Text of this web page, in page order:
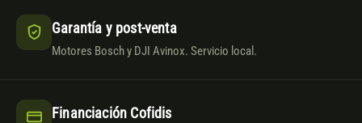
Garantía y post-venta
Motores Bosch y DJI Avinox. Servicio local.
Financiación Cofidis